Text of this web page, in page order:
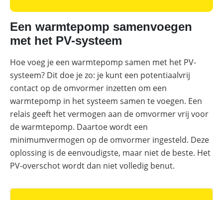
Een warmtepomp samenvoegen
met het PV-systeem
Hoe voeg je een warmtepomp samen met het PV-
systeem? Dit doe je zo: je kunt een potentiaalvrij
contact op de omvormer inzetten om een
warmtepomp in het systeem samen te voegen. Een
relais geeft het vermogen aan de omvormer vrij voor
de warmtepomp. Daartoe wordt een
minimumvermogen op de omvormer ingesteld. Deze
oplossing is de eenvoudigste, maar niet de beste. Het
PV-overschot wordt dan niet volledig benut.